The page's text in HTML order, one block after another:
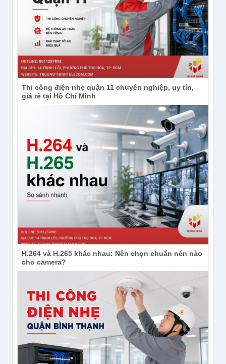
THÔNG TIN LIÊN HỆ & HỖ TRỢ
KHÁCH HÀNG:
CÔNG TY TNHH ĐẦU TƯ CÔNG NGHỆ TRƯỜNG
THỊNH
Địa chỉ : 14 Trịnh Lỗi, Phường Phú Thọ Hòa, TP.
Điện thoại: (028) 38 101 698 – 0911 28 78 98
Kinh doanh: 0888 319 798 (Ms.Trang)
Email : truongthinhtelecom@gmail.com
Thi công điện nhẹ quận 11 chuyên nghiệp, uy tín,
giá rẻ tại Hồ Chí Minh
H.264 và H.265 khác nhau: Nên chọn chuẩn nén nào
cho camera?